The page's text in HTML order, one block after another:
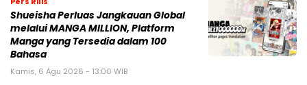
Shueisha Perluas Jangkauan Global
melalui MANGA MILLION, Platform
Manga yang Tersedia dalam 100
Bahasa
Kamis, 6 Agu 2026 - 13:00 WIB